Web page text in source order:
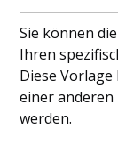
Sie können
Ihren
Diese Vorlage
einer
werden.